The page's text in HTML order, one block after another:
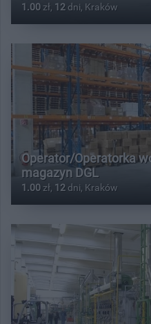
1.00 zł, 12 dni, Kraków
Operator/Operatorka
magazyn DGL
1.00 zł, 12 dni, Kraków